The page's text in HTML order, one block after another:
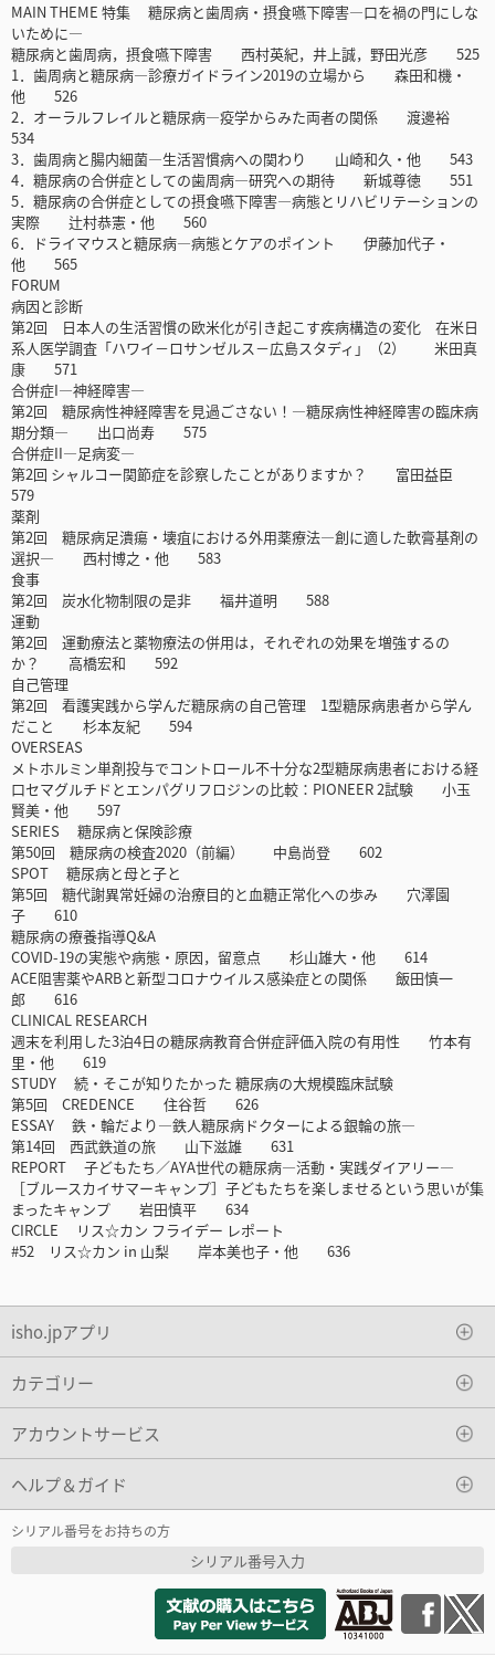
MAIN THEME 特集 糖尿病と歯周病・摂食嚥下障害―口を禍の門にしな
いために―
糖尿病と歯周病，摂食嚥下障害 西村英紀，井上誠，野田光彦 525
1．歯周病と糖尿病―診療ガイドライン2019の立場から 森田和機・
他 526
2．オーラルフレイルと糖尿病―疫学からみた両者の関係 渡邊裕
534
3．歯周病と腸内細菌―生活習慣病への関わり 山崎和久・他 543
4．糖尿病の合併症としての歯周病―研究への期待 新城尊徳 551
5．糖尿病の合併症としての摂食嚥下障害―病態とリハビリテーションの
実際 辻村恭憲・他 560
6．ドライマウスと糖尿病―病態とケアのポイント 伊藤加代子・
他 565
FORUM
病因と診断
第2回 日本人の生活習慣の欧米化が引き起こす疾病構造の変化 在米日
系人医学調査「ハワイ－ロサンゼルス－広島スタディ」（2） 米田真
康 571
合併症I―神経障害―
第2回 糖尿病性神経障害を見過ごさない！―糖尿病性神経障害の臨床病
期分類― 出口尚寿 575
合併症II―足病変―
第2回 シャルコー関節症を診察したことがありますか？ 富田益臣
579
薬剤
第2回 糖尿病足潰瘍・壊疽における外用薬療法―創に適した軟膏基剤の
選択― 西村博之・他 583
食事
第2回 炭水化物制限の是非 福井道明 588
運動
第2回 運動療法と薬物療法の併用は，それぞれの効果を増強するの
か？ 高橋宏和 592
自己管理
第2回 看護実践から学んだ糖尿病の自己管理 1型糖尿病患者から学ん
だこと 杉本友紀 594
OVERSEAS
メトホルミン単剤投与でコントロール不十分な2型糖尿病患者における経
口セマグルチドとエンパグリフロジンの比較：PIONEER 2試験 小玉
賢美・他 597
SERIES 糖尿病と保険診療
第50回 糖尿病の検査2020（前編） 中島尚登 602
SPOT 糖尿病と母と子と
第5回 糖代謝異常妊婦の治療目的と血糖正常化への歩み 穴澤園
子 610
糖尿病の療養指導Q&A
COVID-19の実態や病態・原因，留意点 杉山雄大・他 614
ACE阻害薬やARBと新型コロナウイルス感染症との関係 飯田慎一
郎 616
CLINICAL RESEARCH
週末を利用した3泊4日の糖尿病教育合併症評価入院の有用性 竹本有
里・他 619
STUDY 続・そこが知りたかった 糖尿病の大規模臨床試験
第5回 CREDENCE 住谷哲 626
ESSAY 鉄・輪だより―鉄人糖尿病ドクターによる銀輪の旅―
第14回 西武鉄道の旅 山下滋雄 631
REPORT 子どもたち／AYA世代の糖尿病―活動・実践ダイアリー―
［ブルースカイサマーキャンプ］子どもたちを楽しませるという思いが集
まったキャンプ 岩田慎平 634
CIRCLE リス☆カン フライデー レポート
#52 リス☆カン in 山梨 岸本美也子・他 636
isho.jpアプリ
カテゴリー
アカウントサービス
ヘルプ＆ガイド
シリアル番号をお持ちの方
シリアル番号入力